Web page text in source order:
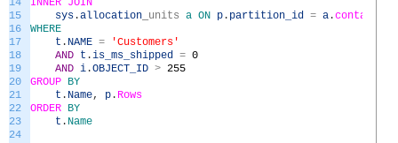
14
15
16
17
18
19
20
21
22
23
24
INNER JOIN
sys .allocation units a ON p . partition_id = a .
WHERE
t . NAME =
'Customers'
AND t .is_ms_shipped = 0
AND i .OBJECT_ID > 255
GROUP BY
t . Name, p . Rows
ORDER BY
t . Name